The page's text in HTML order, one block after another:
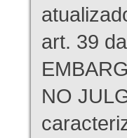
art. 39
NO